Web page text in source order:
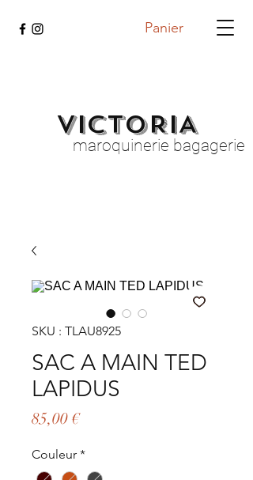
Panier
VICTORIA
maroquinerie bagagerie
SKU : TLAU8925
SAC A MAIN TED
LAPIDUS
85,00 €Prix
Couleur *